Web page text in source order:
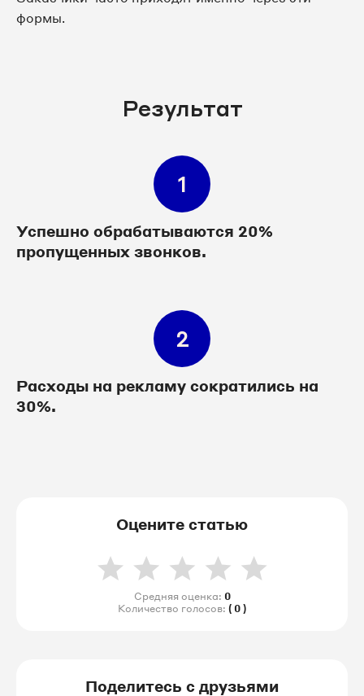
формы.
Результат
1
Успешно обрабатываются 20%
пропущенных звонков.
2
Расходы на рекламу сократились на
30%.
Оцените статью
Средняя оценка: 0
Количество голосов: ( 0 )
Поделитесь с друзьями